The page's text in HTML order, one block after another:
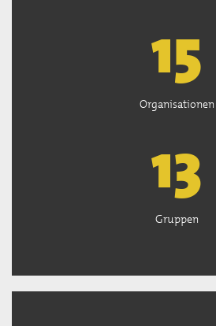
15
Organisationen
13
Gruppen